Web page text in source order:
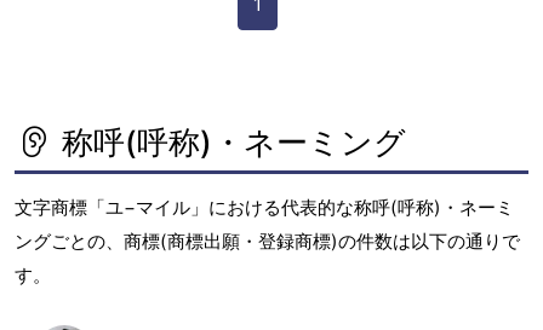
称呼(呼称)・ネーミング
文字商標「ユ−マイル」における代表的な称呼(呼称)・ネーミ
ングごとの、商標(商標出願・登録商標)の件数は以下の通りで
す。